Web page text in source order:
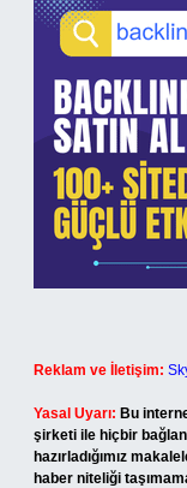
Reklam ve İletişim:
Yasal Uyarı: Bu
şirketi ile hiçbir
hazırladığımız
haber niteliği